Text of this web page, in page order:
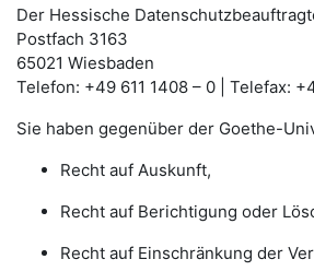
Der Hessische
Postfach 3163
65021 Wiesbaden
Telefon: +49 611 1408 – 0 | Telefax:
Sie haben gegenüber der Goethe-
Recht auf Auskunft,
Recht auf Berichtigung oder
Recht auf Einschränkung der